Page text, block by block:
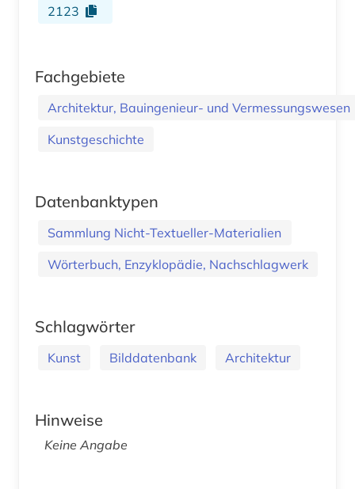
2123
Fachgebiete
Architektur, Bauingenieur- und Vermessungswesen
Kunstgeschichte
Datenbanktypen
Sammlung Nicht-Textueller-Materialien
Wörterbuch, Enzyklopädie, Nachschlagwerk
Schlagwörter
Kunst Bilddatenbank Architektur
Hinweise
Keine Angabe